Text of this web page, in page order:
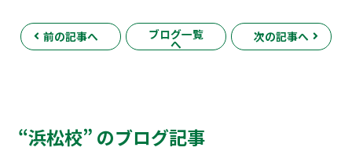
前の記事へ ブログ一覧
へ
次の記事へ
“浜松校” のブログ記事